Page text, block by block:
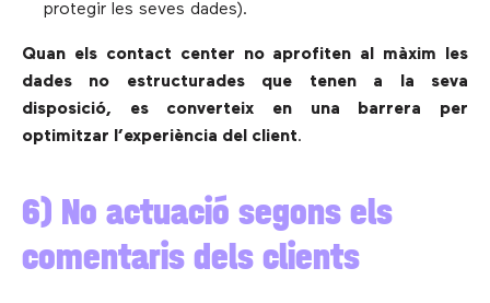
protegir les seves dades).
Quan els contact center no aprofiten al màxim les
dades no estructurades que tenen a la seva
disposició, es converteix en una barrera per
optimitzar l’experiència del client.
6) No actuació segons els
comentaris dels clients